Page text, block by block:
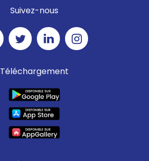
Suivez-nous
Téléchargement